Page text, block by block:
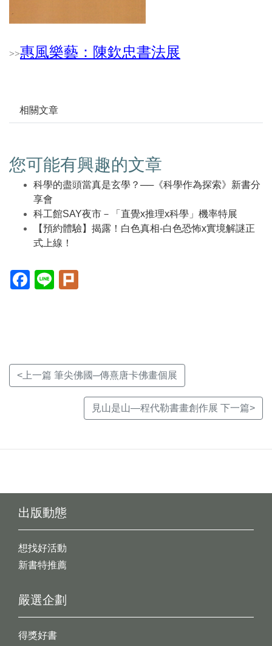
>>惠風樂藝：陳欽忠書法展
相關文章
您可能有興趣的文章
科學的盡頭當真是玄學？──《科學作為探索》新書分
享會
科工館SAY夜市－「直覺x推理x科學」機率特展
【預約體驗】揭露！白色真相-白色恐怖x實境解謎正
式上線！
Facebook(另
開
Line(另
開
<上一篇 筆尖佛國─傳熹唐卡佛畫個展
見山是山—程代勒書畫創作展 下一篇>
出版動態
想找好活動
新書特推薦
嚴選企劃
得獎好書